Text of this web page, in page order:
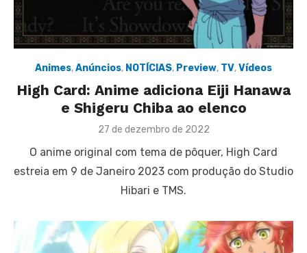
Animes,Anúncios, NOTÍCIAS, Preview, TV,Vídeos
High Card: Anime adiciona Eiji Hanawa
e Shigeru Chiba ao elenco
Posted
27 de dezembro de 2022
O anime original com tema de pôquer, High Card
estreia em 9 de Janeiro 2023 com produção do Studio
Hibari e TMS.